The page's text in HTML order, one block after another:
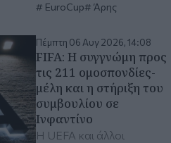
EuroCup
Άρης
Πέμπτη 06 Αυγ 2026, 14:08
FIFA: Η συγγνώμη προς
τις 211 ομοσπονδίες-
μέλη και η στήριξη του
συμβουλίου σε
Ινφαντίνο
Η UEFA και άλλοι